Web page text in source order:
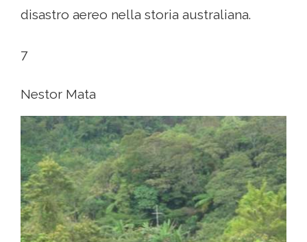
disastro aereo nella storia australiana.
7
Nestor Mata